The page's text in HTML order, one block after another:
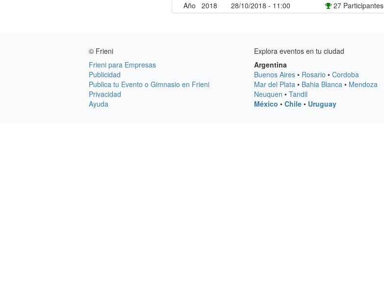
Año 2018 28/10/2018 - 11:00 27 Participantes
© Frieni
Frieni para Empresas
Publicidad
Publica tu Evento o Gimnasio en Frieni
Privacidad
Ayuda
Explora eventos en tu ciudad
Argentina
Buenos Aires • Rosario •Cordoba
Mar del Plata • Bahia Blanca • Mendoza
Neuquen •Tandil
México •Chile • Uruguay